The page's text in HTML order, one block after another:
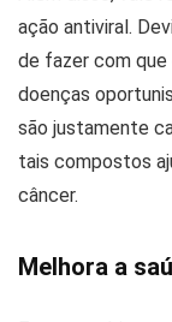
ação antiviral.
de fazer com
doenças
são justamente
tais compostos
câncer.
Melhora a